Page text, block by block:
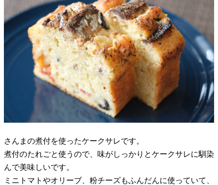
さんまの煮付を使ったケークサレです。
煮付のたれごと使うので、味がしっかりとケークサレに馴染
んで美味しいです。
ミニトマトやオリーブ、粉チーズもふんだんに使っていて、